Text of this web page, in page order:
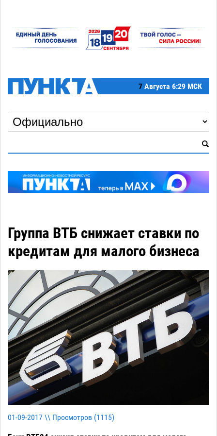
7 Августа 6:29 МСК
Группа ВТБ снижает ставки по
кредитам для малого бизнеса
01-09-2017 \\ Просмотров (1115)